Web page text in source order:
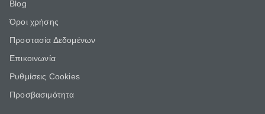
Blog
Όροι χρήσης
Προστασία Δεδομένων
Επικοινωνία
Ρυθμίσεις Cookies
Προσβασιμότητα